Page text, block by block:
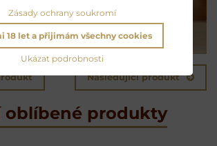
Následující produkt
oblíbené produkty
Zásady ochrany soukromí
Ukázat podrobnosti
18 let a přijimám všechny cookies